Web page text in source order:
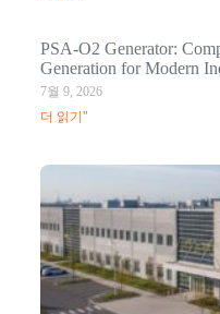
PSA-O2 Generator:
Generation for Modern
7월 9, 2026
더 읽기"